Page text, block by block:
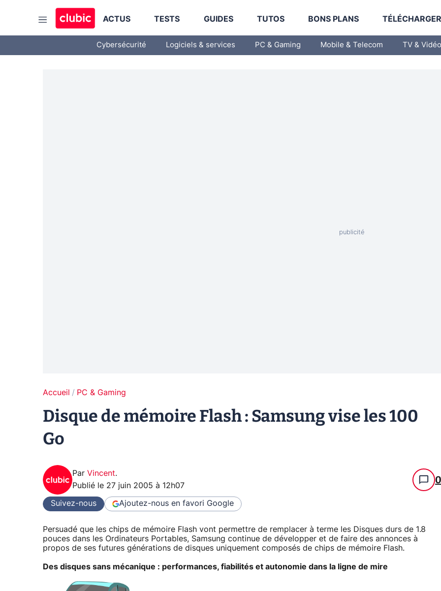
ACTUS TESTS GUIDES TUTOS BONS PLANS
Cybersécurité Logiciels & services PC & Gaming Mobile & Telecom TV & Vidéo
Accueil PC & Gaming
Disque de mémoire Flash : Samsung vise les 100
Go
Par Vincent.
Publié le 27 juin 2005 à 12h07 0
Suivez-nous Ajoutez-nous en favori Google
Persuadé que les chips de mémoire Flash vont permettre de remplacer à terme les Disques durs de 1.8
pouces dans les Ordinateurs Portables, Samsung continue de développer et de faire des annonces à
propos de ses futures générations de disques uniquement composés de chips de mémoire Flash.
Des disques sans mécanique : performances, fiabilités et autonomie dans la ligne de mire